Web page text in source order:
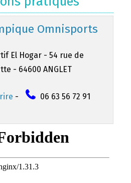
Omnisports
El Hogar - 54 rue de
- 64600 ANGLET
- 06 63 56 72 91